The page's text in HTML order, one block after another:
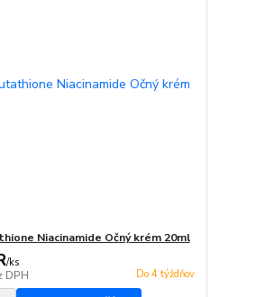
Niacinamide Očný krém 20ml
/ks
DPH Do 4 týždňov